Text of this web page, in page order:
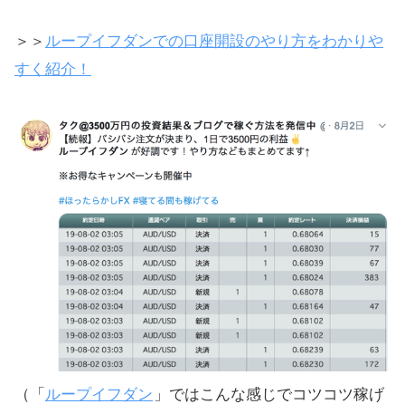
＞＞ ループイフダンでの口座開設のやり方をわかりや
すく紹介！
（「 ループイフダン 」ではこんな感じでコツコツ稼げ